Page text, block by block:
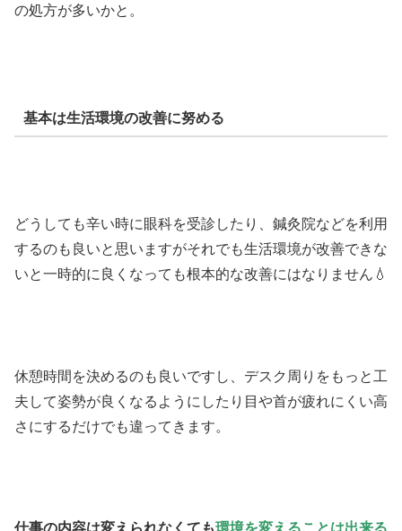
の処方が多いかと。
基本は生活環境の改善に努める
どうしても辛い時に眼科を受診したり、鍼灸院などを利用
するのも良いと思いますがそれでも生活環境が改善できな
いと一時的に良くなっても根本的な改善にはなりません💧
休憩時間を決めるのも良いですし、デスク周りをもっと工
夫して姿勢が良くなるようにしたり目や首が疲れにくい高
さにするだけでも違ってきます。
仕事の内容は変えられなくても環境を変えることは出来る